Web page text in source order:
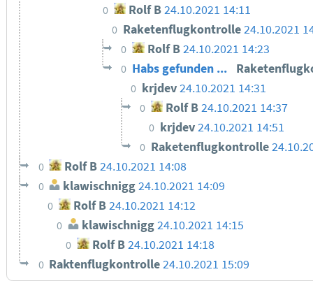
0 Rolf B 24.10.2021 14:11
0 Raketenflugkontrolle24.10.2021
0 Rolf B24.10.2021 14:23
0 Habs gefunden ...
0 krjdev24.10.2021 14:31
0 Rolf B24.10.2021 14:37
0 krjdev24.10.2021 14:51
0 Raketenflugkontrolle
0 Rolf B24.10.2021 14:08
0 klawischnigg24.10.2021 14:09
0 Rolf B24.10.2021 14:12
0 klawischnigg24.10.2021 14:15
0 Rolf B24.10.2021 14:18
0 Raktenflugkontrolle24.10.2021 15:09